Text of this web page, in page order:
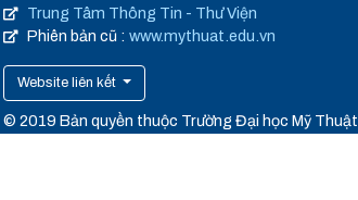
Trung Tâm Thông Tin - Thư Viện
Phiên bản cũ : www.mythuat.edu.vn
Website liên kết
© 2019 Bản quyền thuộc Trường Đại học Mỹ Thuật